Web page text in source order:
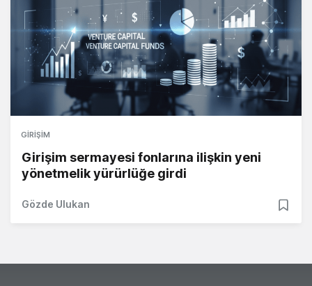
GIRIŞIM
Girişim sermayesi fonlarına ilişkin yeni
yönetmelik yürürlüğe girdi
Gözde Ulukan